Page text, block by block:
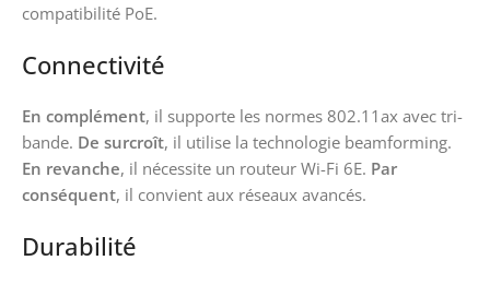
compatibilité PoE.
Connectivité
En complément, il supporte les normes 802.11ax avec tri-
bande. De surcroît, il utilise la technologie beamforming.
En revanche, il nécessite un routeur Wi-Fi 6E. Par
conséquent, il convient aux réseaux avancés.
Durabilité